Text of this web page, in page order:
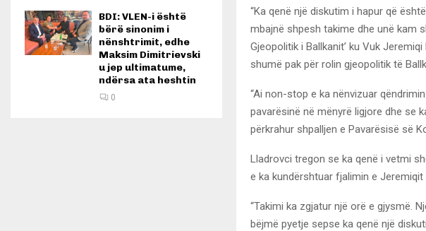
“Ka qenë një diskutim i hapur që
mbajnë shpesh takime dhe unë kam
Gjeopolitik i Ballkanit’ ku Vuk
shumë pak për rolin gjeopolitik të
“Ai non-stop e ka nënvizuar
pavarësinë në mënyrë ligjore dhe se
përkrahur shpalljen e Pavarësisë së
Lladrovci tregon se ka qenë i vetmi
e ka kundërshtuar fjalimin e Jeremiqit
“Takimi ka zgjatur një orë e gjysmë.
bëjmë pyetje sepse ka qenë një
BDI: VLEN-i është
bërë sinonim i
nënshtrimit, edhe
Maksim Dimitrievski
u jep ultimatume,
ndërsa ata heshtin
0